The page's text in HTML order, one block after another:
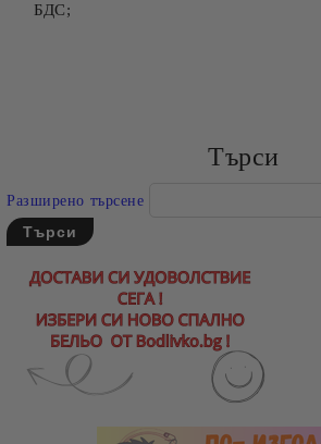
БДС;
Търси
Разширено търсене